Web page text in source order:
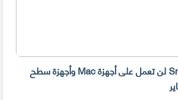
مرشحات Snap Camera لن تعمل على أجهزة Mac وأجهزة سطح